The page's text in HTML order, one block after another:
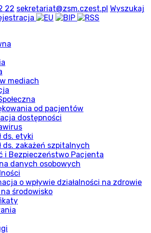
22 sekretariat@zsm.czest.pl Wyszukaj
mediach
od pacjentów
dostępności
ds. etyki
ds. zakażeń szpitalnych
i Bezpieczeństwo Pacjenta
danych osobowych
o wpływie działalności na zdrowie
środowisko